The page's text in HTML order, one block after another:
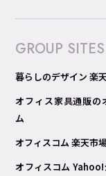
GROUP SITES
暮らしのデザイン 楽
オフィス家具通販の
ム
オフィスコム 楽天市
オフィスコム Yahoo!